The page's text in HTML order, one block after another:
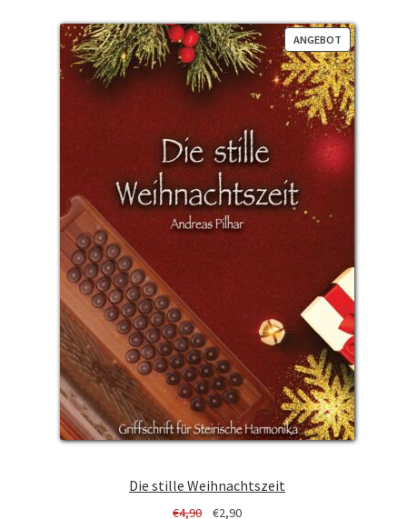
ANGEBOTPRODUKT
IM
ANGEBOT
Die stille Weihnachtszeit
€4,90
Ursprünglicher
€2,90Aktueller